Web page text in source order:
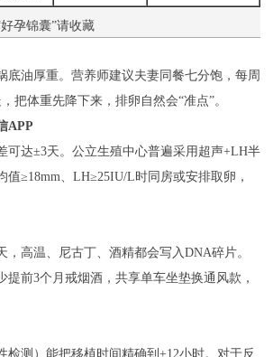
孕锦囊”请收藏
底油厚重。营养师建议夫妻同餐七分饱，每周
把体重先降下来，排卵自然会“准点”。
APP
可达±3天。公立生殖中心普遍采用超声+LH半
值≥18mm、LH≥25IU/L时同房或安排取卵，
，高温、尼古丁、酒精都会写入DNA碎片。
提前3个月戒烟酒，共享单车坐垫换通风款，
检测）能把移植时间精确到±12小时。对于反